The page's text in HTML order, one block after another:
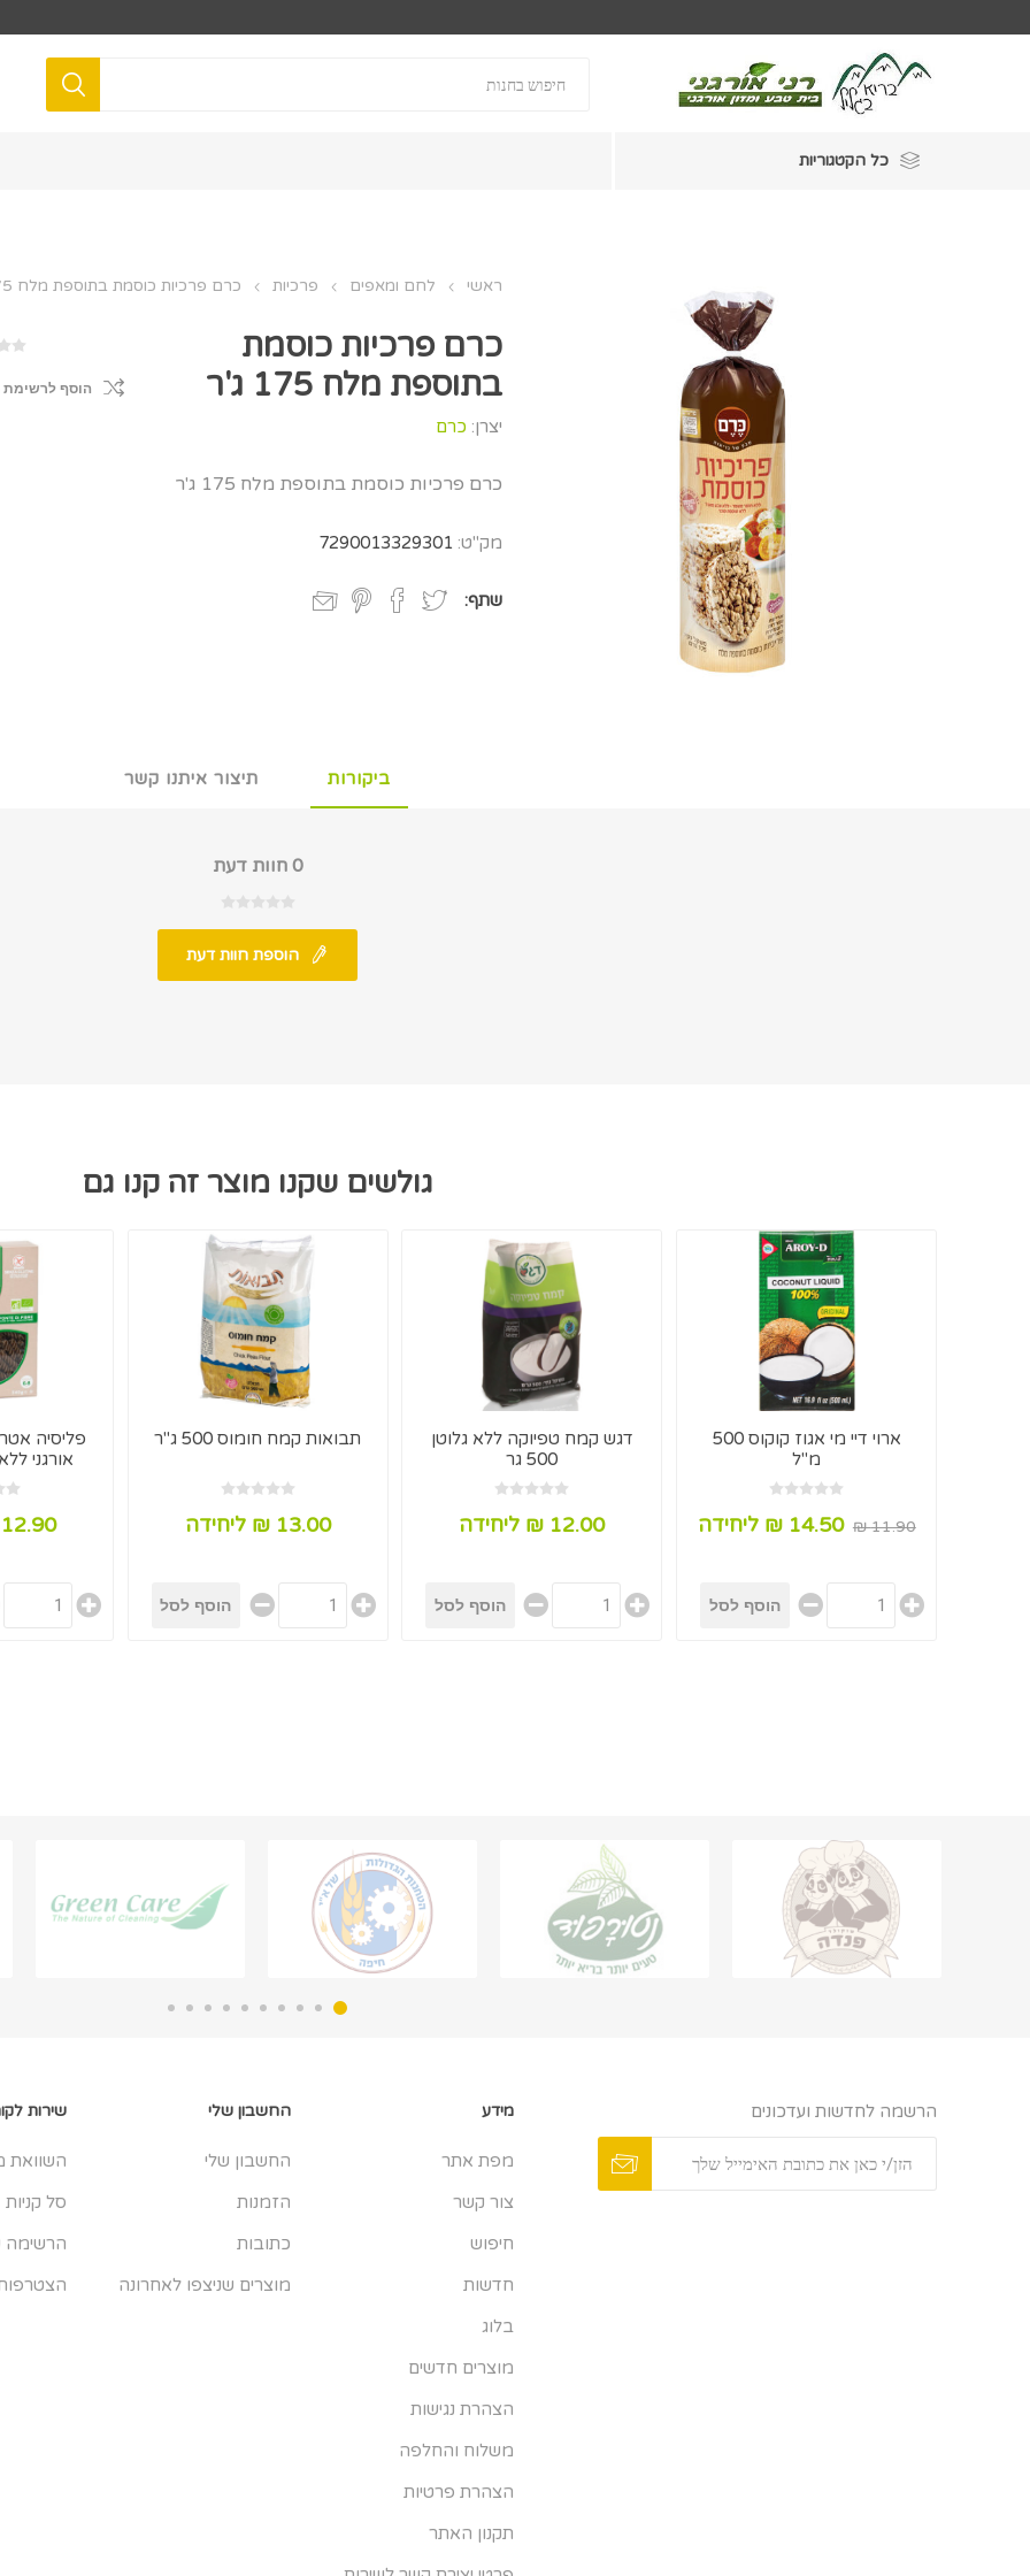
כל הקטגוריות
ראשי לחם ומאפים פרכיות כרם פרכיות כוסמת בתוספת מלח 175 ג'ר
כרם פרכיות כוסמת
בתוספת מלח 175 ג'ר
יצרן: כרם
הוסף לרשימת
כרם פרכיות כוסמת בתוספת מלח 175 ג'ר
מק"ט: 7290013329301
שתף:
ביקורות תיצור איתנו קשר
0 חוות דעת
הוספת חוות דעת
גולשים שקנו מוצר זה קנו גם
ארוי דיי מי אגוז קוקוס 500
מ"ל
11.90 ₪ 14.50 ₪ ליחידה
דגש קמח טפיוקה ללא גלוטן
500 גר
12.00 ₪ ליחידה
תבואות קמח חומוס 500 ג"ר
13.00 ₪ ליחידה
פליסיה
אורגני ללא
12.90 ₪ ליחידה
הרשמה לחדשות ועדכונים מידע
מפת אתר
צור קשר
חיפוש
חדשות
בלוג
מוצרים חדשים
הצהרת נגישות
משלוח והחלפה
הצהרת פרטיות
תקנון האתר
החשבון שלי
החשבון שלי
הזמנות
כתובות
מוצרים שניצפו לאחרונה
שירות
השוואת
סל קניות
הרשימה